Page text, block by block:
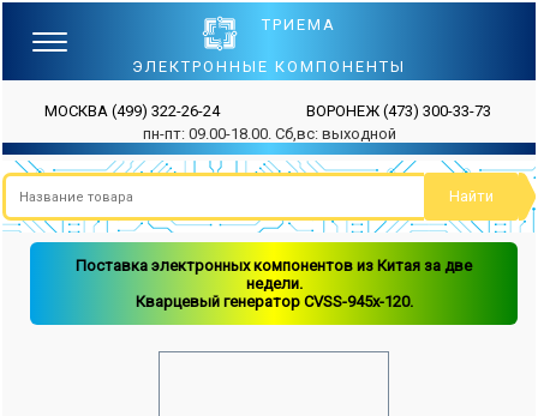
ТРИЕМА
ЭЛЕКТРОННЫЕ КОМПОНЕНТЫ
МОСКВА (499) 322-26-24 ВОРОНЕЖ (473) 300-33-73
пн-пт: 09.00-18.00. Сб,вс: выходной
Поставка электронных компонентов из Китая за две
недели.
Кварцевый генератор CVSS-945x-120.